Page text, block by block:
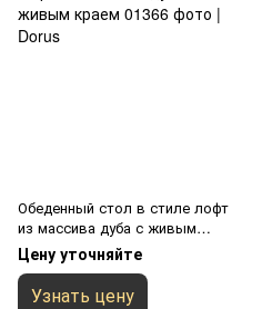
Обеденный стол в стиле лофт
из массива дуба с живым
краем
Цену уточняйте
Узнать цену